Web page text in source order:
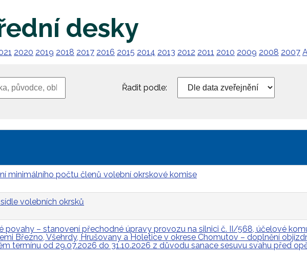
desky
2020 2019 2018 2017 2016 2015 2014 2013 2012 2011 2010 2009 2008 2007
Řadit podle:
minimálního počtu členů volební okrskové komise
volebních okrsků
povahy – stanovení přechodné úpravy provozu na silnici č. II/568, účelové
Březno, Všehrdy, Hrušovany a Holetice v okrese Chomutov – doplnění
termínu od 29.07.2026 do 31.10.2026 z důvodu sanace sesuvu svahu před